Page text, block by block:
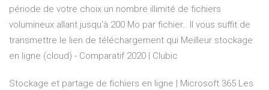
période de votre choix un nombre illimité de fichiers
volumineux allant jusqu'à 200 Mo par fichier.. Il vous suffit de
transmettre le lien de téléchargement qui Meilleur stockage
en ligne (cloud) - Comparatif 2020 | Clubic
Stockage et partage de fichiers en ligne | Microsoft 365 Les